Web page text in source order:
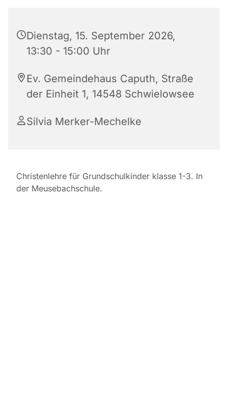
Dienstag, 15. September 2026,
13:30 - 15:00 Uhr
Ev. Gemeindehaus Caputh, Straße
der Einheit 1, 14548 Schwielowsee
Silvia Merker-Mechelke
Christenlehre für Grundschulkinder klasse 1-3. In
der Meusebachschule.